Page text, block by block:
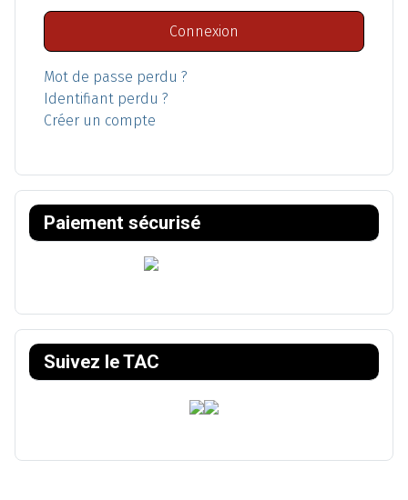
Connexion
Mot de passe perdu ?
Identifiant perdu ?
Créer un compte
Paiement sécurisé
Suivez le TAC